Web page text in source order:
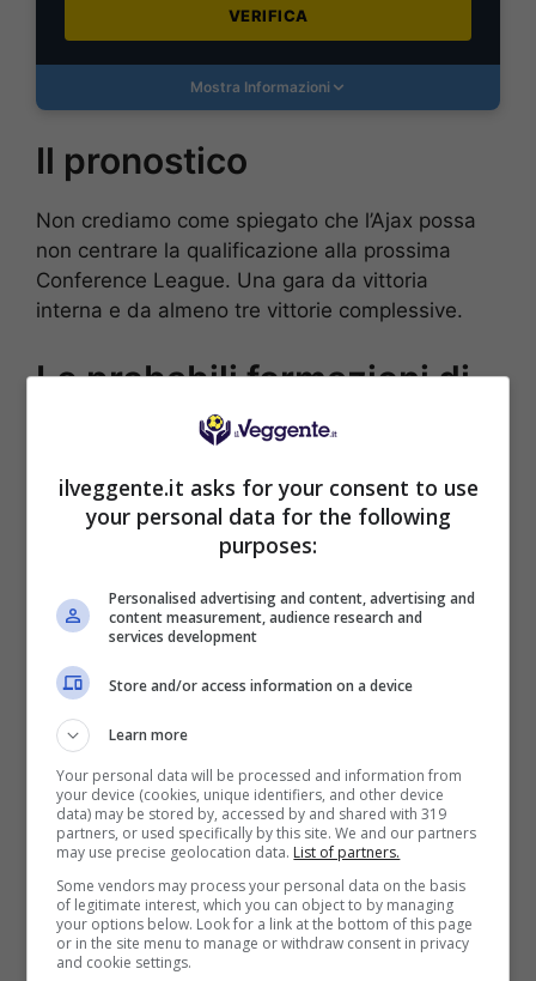
VERIFICA
Mostra Informazioni
Il pronostico
Non crediamo come spiegato che l’Ajax possa
non centrare la qualificazione alla prossima
Conference League. Una gara da vittoria
interna e da almeno tre vittorie complessive.
Le probabili formazioni di
Ajax-Groningen
AJAX (4-3-3):Paes; Gaei, Itakura, Baas, Rosa;
Regeer, Mokio, Klaassen; Berghuis, Weghorst,
Blokzji, Janse, Peersman; De Jonge, Land;
Taha, Hernes, Schreduers; Van Bergen.
POSSIBILE RISULTATO: 3-1
BONUS SPORTBET: 100€ SUBITO
Bonus 50€ SENZA deposito + fino a 50€ di
rimborso
Bonus 50€ senza deposito sport + fino a 50€ di
bonus rimborso sul primo deposito
ilveggente.it asks for your consent to use
your personal data for the following
purposes:
Personalised advertising and content, advertising and
content measurement, audience research and
services development
Store and/or access information on a device
Learn more
Your personal data will be processed and information from
your device (cookies, unique identifiers, and other device
data) may be stored by, accessed by and shared with 319
partners, or used specifically by this site. We and our partners
may use precise geolocation data. List of partners.
Some vendors may process your personal data on the basis
of legitimate interest, which you can object to by managing
your options below. Look for a link at the bottom of this page
or in the site menu to manage or withdraw consent in privacy
and cookie settings.